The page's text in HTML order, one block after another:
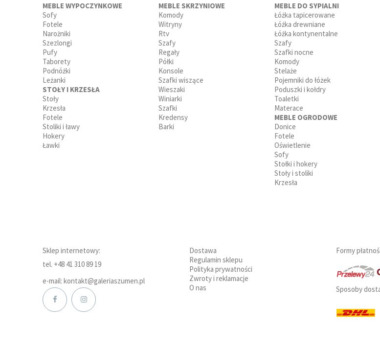
MEBLE WYPOCZYNKOWE
Sofy
Fotele
Narożniki
Szezlongi
Pufy
Taborety
Podnóżki
Leżanki
STOŁY I KRZESŁA
Stoły
Krzesła
Fotele
Stoliki i ławy
Hokery
Ławki
MEBLE SKRZYNIOWE
Komody
Witryny
Rtv
Szafy
Regały
Półki
Konsole
Szafki wiszące
Wieszaki
Winiarki
Szafki
Kredensy
Barki
MEBLE DO SYPIALNI
Łóżka tapicerowane
Łóżka drewniane
Łóżka kontynentalne
Szafy
Szafki nocne
Komody
Stelaże
Pojemniki do łóżek
Poduszki i kołdry
Toaletki
Materace
MEBLE OGRODOWE
Donice
Fotele
Oświetlenie
Sofy
Stołki i hokery
Stoły i stoliki
Krzesła
Sklep internetowy:
tel. +48 41 310 89 19
e-mail: kontakt@galeriaszumen.pl
Dostawa
Regulamin sklepu
Polityka prywatności
Zwroty i reklamacje
O nas
Formy
Sposoby